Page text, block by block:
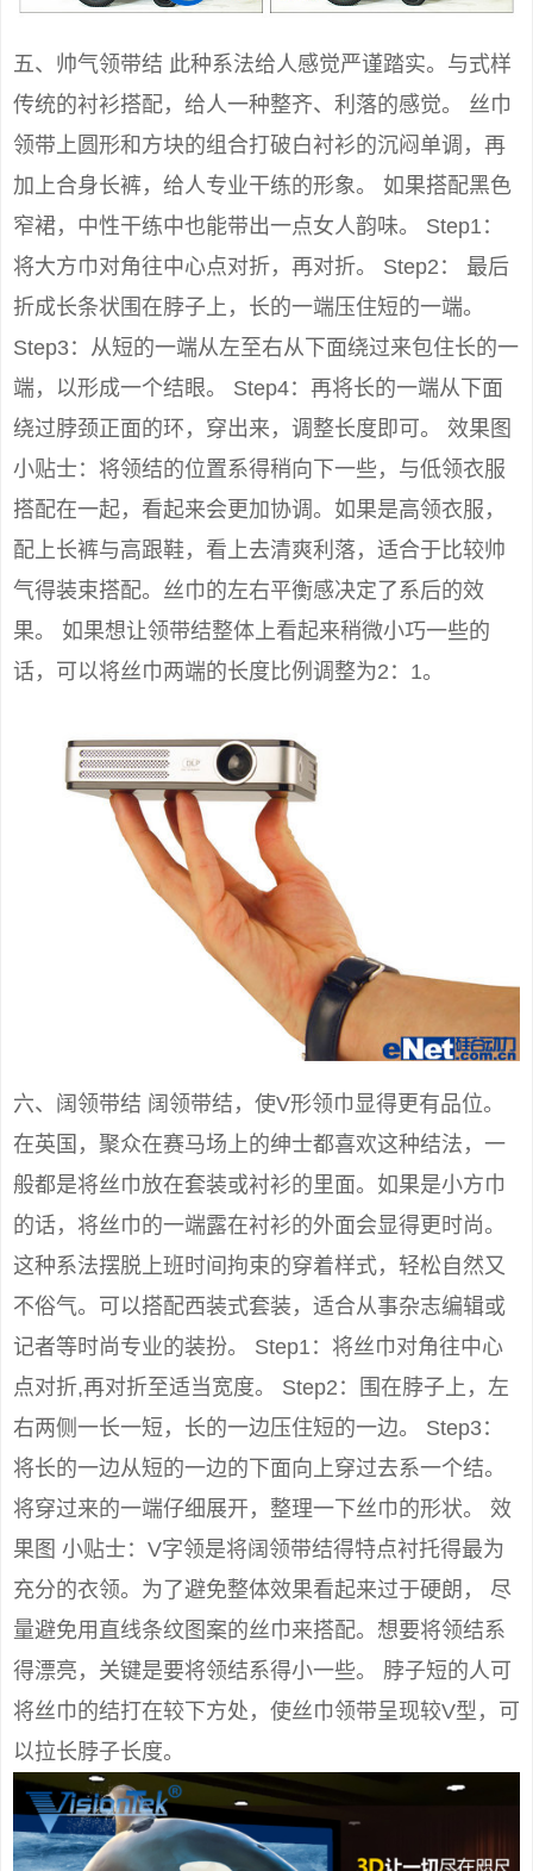
五、帅气领带结 此种系法给人感觉严谨踏实。与式样
传统的衬衫搭配，给人一种整齐、利落的感觉。 丝巾
领带上圆形和方块的组合打破白衬衫的沉闷单调，再
加上合身长裤，给人专业干练的形象。 如果搭配黑色
窄裙，中性干练中也能带出一点女人韵味。 Step1：
将大方巾对角往中心点对折，再对折。 Step2： 最后
折成长条状围在脖子上，长的一端压住短的一端。
Step3：从短的一端从左至右从下面绕过来包住长的一
端，以形成一个结眼。 Step4：再将长的一端从下面
绕过脖颈正面的环，穿出来，调整长度即可。 效果图
小贴士：将领结的位置系得稍向下一些，与低领衣服
搭配在一起，看起来会更加协调。如果是高领衣服，
配上长裤与高跟鞋，看上去清爽利落，适合于比较帅
气得装束搭配。丝巾的左右平衡感决定了系后的效
果。 如果想让领带结整体上看起来稍微小巧一些的
话，可以将丝巾两端的长度比例调整为2：1。
六、阔领带结 阔领带结，使V形领巾显得更有品位。
在英国，聚众在赛马场上的绅士都喜欢这种结法，一
般都是将丝巾放在套装或衬衫的里面。如果是小方巾
的话，将丝巾的一端露在衬衫的外面会显得更时尚。
这种系法摆脱上班时间拘束的穿着样式，轻松自然又
不俗气。可以搭配西装式套装，适合从事杂志编辑或
记者等时尚专业的装扮。 Step1：将丝巾对角往中心
点对折,再对折至适当宽度。 Step2：围在脖子上，左
右两侧一长一短，长的一边压住短的一边。 Step3：
将长的一边从短的一边的下面向上穿过去系一个结。
将穿过来的一端仔细展开，整理一下丝巾的形状。 效
果图 小贴士：V字领是将阔领带结得特点衬托得最为
充分的衣领。为了避免整体效果看起来过于硬朗， 尽
量避免用直线条纹图案的丝巾来搭配。想要将领结系
得漂亮，关键是要将领结系得小一些。 脖子短的人可
将丝巾的结打在较下方处，使丝巾领带呈现较V型，可
以拉长脖子长度。